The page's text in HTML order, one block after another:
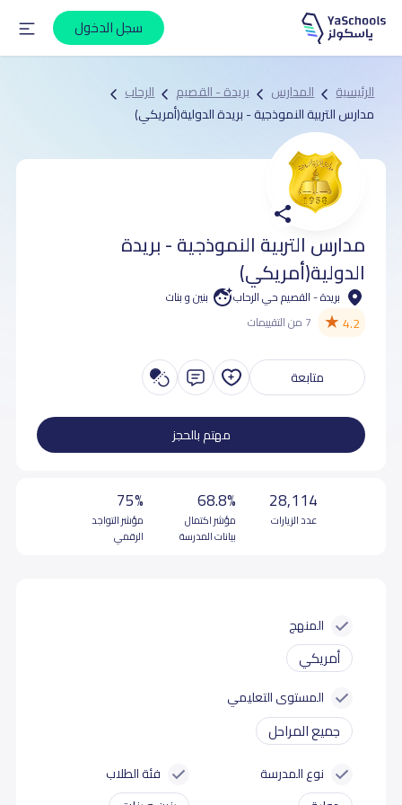
سجل الدخول
الرئيسية المدارس بريدة - القصيم
الرحاب
مدارس التربية النموذجية - بريدة الدولية(أمريكي)
مدارس التربية النموذجية - بريدة
الدولية(أمريكي)
بريدة - القصيم حي الرحاب بنين و بنات
4.2
★ 7 من التقييمات
متابعة
مهتم بالحجز
28,114
عدد الزيارات
68.8%
مؤشر اكتمال
بيانات المدرسة
75%
مؤشر التواجد
الرقمي
المنهج
أمريكي
المستوى التعليمي
جميع المراحل
نوع المدرسة فئة الطلاب